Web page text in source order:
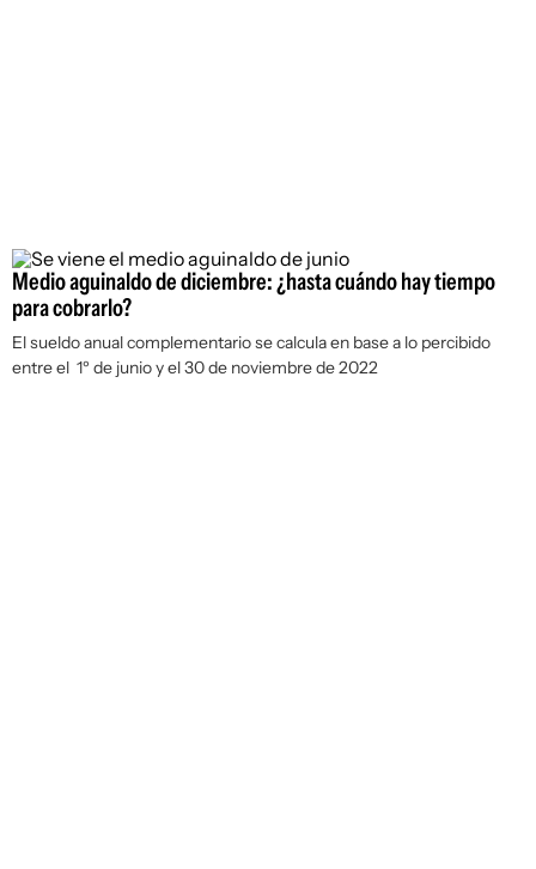
Medio aguinaldo de diciembre: ¿hasta cuándo hay tiempo
para cobrarlo?
El sueldo anual complementario se calcula en base a lo percibido
entre el 1º de junio y el 30 de noviembre de 2022